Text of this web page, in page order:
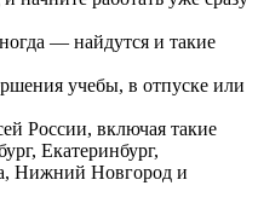
— найдутся и такие
учебы, в отпуске или
России, включая такие
Екатеринбург,
Нижний Новгород и